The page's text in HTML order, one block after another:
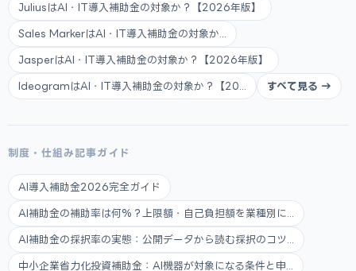
JuliusはAI・IT導入補助金の対象か？【2026年版】
Sales MarkerはAI・IT導入補助金の対象か...
JasperはAI・IT導入補助金の対象か？【2026年版】
IdeogramはAI・IT導入補助金の対象か？【20... すべて見る →
制度・仕組み記事ガイド
AI導入補助金2026完全ガイド
AI補助金の補助率は何%？上限額・自己負担額を業種別に...
AI補助金の採択率の実態：公開データから読む採択のコツ...
中小企業省力化投資補助金：AI機器が対象になる条件と申...